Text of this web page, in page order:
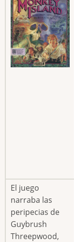
El juego
narraba las
peripecias de
Guybrush
Threepwood,